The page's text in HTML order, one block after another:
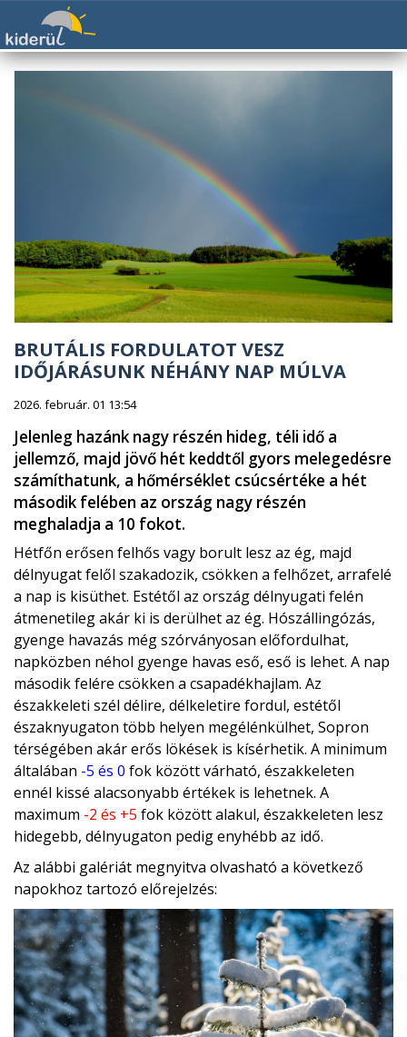
BRUTÁLIS FORDULATOT VESZ
IDŐJÁRÁSUNK NÉHÁNY NAP MÚLVA
2026. február. 01 13:54
Jelenleg hazánk nagy részén hideg, téli idő a
jellemző, majd jövő hét keddtől gyors melegedésre
számíthatunk, a hőmérséklet csúcsértéke a hét
második felében az ország nagy részén
meghaladja a 10 fokot.
Hétfőn erősen felhős vagy borult lesz az ég, majd
délnyugat felől szakadozik, csökken a felhőzet, arrafelé
a nap is kisüthet. Estétől az ország délnyugati felén
átmenetileg akár ki is derülhet az ég. Hószállingózás,
gyenge havazás még szórványosan előfordulhat,
napközben néhol gyenge havas eső, eső is lehet. A nap
második felére csökken a csapadékhajlam. Az
északkeleti szél délire, délkeletire fordul, estétől
északnyugaton több helyen megélénkülhet, Sopron
térségében akár erős lökések is kísérhetik. A minimum
általában -5 és 0 fok között várható, északkeleten
ennél kissé alacsonyabb értékek is lehetnek. A
maximum -2 és +5 fok között alakul, északkeleten lesz
hidegebb, délnyugaton pedig enyhébb az idő.
Az alábbi galériát megnyitva olvasható a következő
napokhoz tartozó előrejelzés: